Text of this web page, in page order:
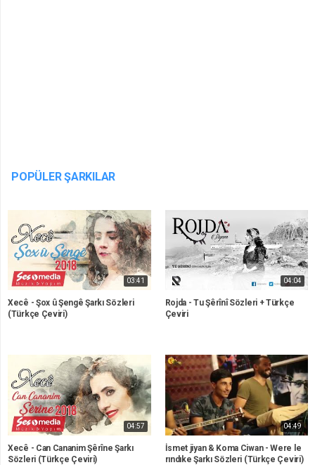
POPÜLER ŞARKILAR
03:41
Xecê - Şox û Şengê Şarkı Sözleri
(Türkçe Çeviri)
04:04
Rojda - Tu Şêrînî Sözleri + Türkçe
Çeviri
04:57
Xecê - Can Cananim Şêrîne Şarkı
Sözleri (Türkçe Çeviri)
04:49
İsmet jiyan & Koma Ciwan - Were le
rındıke Şarkı Sözleri (Türkçe Çeviri)